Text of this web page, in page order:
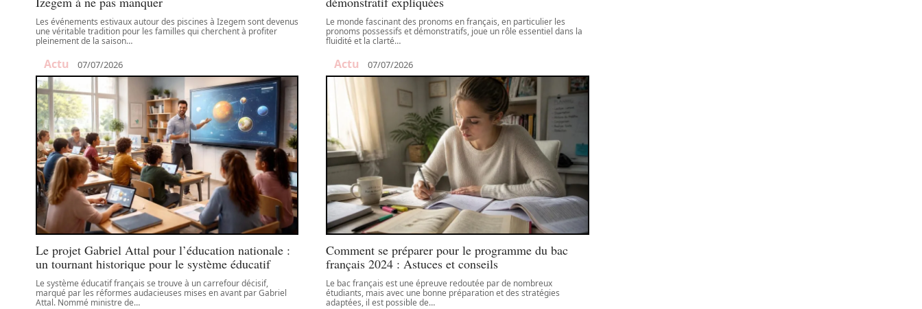
Les événements estivaux autour des piscines à Izegem sont devenus
une véritable tradition pour les familles qui cherchent à profiter
pleinement de la saison…
Actu 07/07/2026
Le monde fascinant des pronoms en français, en particulier les
pronoms possessifs et démonstratifs, joue un rôle essentiel dans la
fluidité et la clarté…
Actu 07/07/2026
Le projet Gabriel Attal pour l’éducation nationale :
un tournant historique pour le système éducatif
Le système éducatif français se trouve à un carrefour décisif,
marqué par les réformes audacieuses mises en avant par Gabriel
Attal. Nommé ministre de…
Comment se préparer pour le programme du bac
français 2024 : Astuces et conseils
Le bac français est une épreuve redoutée par de nombreux
étudiants, mais avec une bonne préparation et des stratégies
adaptées, il est possible de…